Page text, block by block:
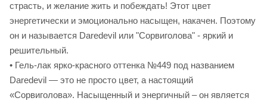
страсть, и желание жить и побеждать! Этот цвет
энергетически и эмоционально насыщен, накачен. Поэтому
он и называется Daredevil или "Сорвиголова" - яркий и
решительный.
• Гель-лак ярко-красного оттенка №449 под названием
Daredevil — это не просто цвет, а настоящий
«Сорвиголова». Насыщенный и энергичный – он является